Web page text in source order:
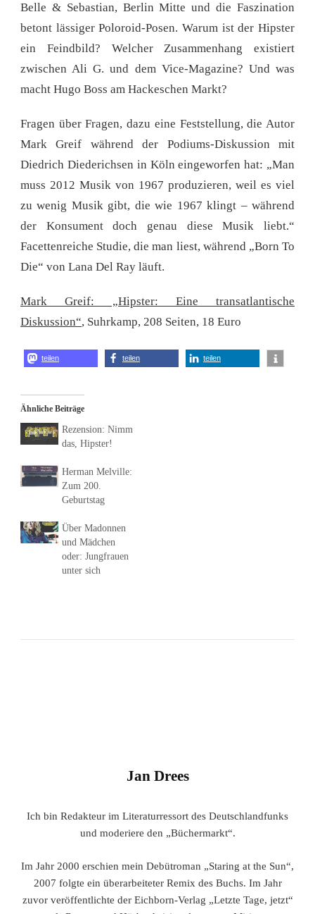
Belle & Sebastian, Berlin Mitte und die Faszination
betont lässiger Poloroid-Posen. Warum ist der Hipster
ein Feindbild? Welcher Zusammenhang existiert
zwischen Ali G. und dem Vice-Magazine? Und was
macht Hugo Boss am Hackeschen Markt?
Fragen über Fragen, dazu eine Feststellung, die Autor
Mark Greif während der Podiums-Diskussion mit
Diedrich Diederichsen in Köln eingeworfen hat: „Man
muss 2012 Musik von 1967 produzieren, weil es viel
zu wenig Musik gibt, die wie 1967 klingt – während
der Konsument doch genau diese Musik liebt.“
Facettenreiche Studie, die man liest, während „Born To
Die“ von Lana Del Ray läuft.
Mark Greif: „Hipster: Eine transatlantische
Diskussion“, Suhrkamp, 208 Seiten, 18 Euro
teilen teilen teilen
Ähnliche Beiträge
Rezension: Nimm
das, Hipster!
Herman Melville:
Zum 200.
Geburtstag
Über Madonnen
und Mädchen
oder: Jungfrauen
unter sich
Jan Drees
Ich bin Redakteur im Literaturressort des Deutschlandfunks
und moderiere den „Büchermarkt“.
Im Jahr 2000 erschien mein Debütroman „Staring at the Sun“,
2007 folgte ein überarbeiteter Remix des Buchs. Im Jahr
zuvor veröffentlichte der Eichborn-Verlag „Letzte Tage, jetzt“